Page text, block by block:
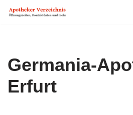
Germania-
Erfurt